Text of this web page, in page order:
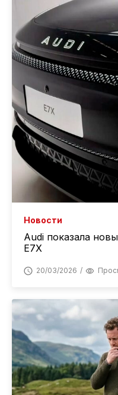
Новости
Audi показала
E7X
20/03/2026